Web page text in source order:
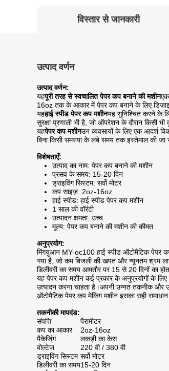
विस्तार से जानकारी
उत्पाद वर्णन
उत्पाद वर्णन:
यहपूरी तरह से स्वचालित पेपर कप बनाने की मशीन
16oz तक के आकार में पेपर कप बनाने के लिए
यहहाई स्पीड पेपर कप मशीनयह सुनिश्चित करने के
सुरक्षा प्रणाली भी है, जो ऑपरेशन के दौरान किसी
यहपेपर कप मशीनउन व्यवसायों के लिए एक आदर्श
बिना किसी समस्या के लंबे समय तक इस्तेमाल की जा
विशेषताएँ:
उत्पाद का नाम: पेपर कप बनाने की मशीन
प्रसव के समय: 15-20 दिन
ड्राइविंग सिस्टम: सर्वो मोटर
कप साइज़: 2oz-16oz
हाई स्पीड: हाई स्पीड पेपर कप मशीन
1 साल की वॉरंटी
उत्पादन क्षमता: उच्च
मूल्य: पेपर कप बनाने की मशीन की कीमत
अनुप्रयोग:
मिंगयुआन MY-oc100 हाई स्पीड ऑटोमैटिक पेपर
गया है, जो कम बिजली की खपत और न्यूनतम श्रम
डिलीवरी का समय आमतौर पर 15 से 20 दिनों का
यह पेपर कप मशीन कई प्रकार के अनुप्रयोगों के
उत्पादन करना चाहता है।अपनी उन्नत तकनीक और
ऑटोमैटिक पेपर कप मेकिंग मशीन इसका सही
तकनीकी मापदंड:
संपत्ति
पैरामीटर
कप का आकार
2oz-16oz
पैकेजिंग
लकड़ी का केस
वोल्टेज
220 वी / 380 वी
ड्राइविंग सिस्टम सर्वो मोटर
डिलीवरी का समय15-20 दिन